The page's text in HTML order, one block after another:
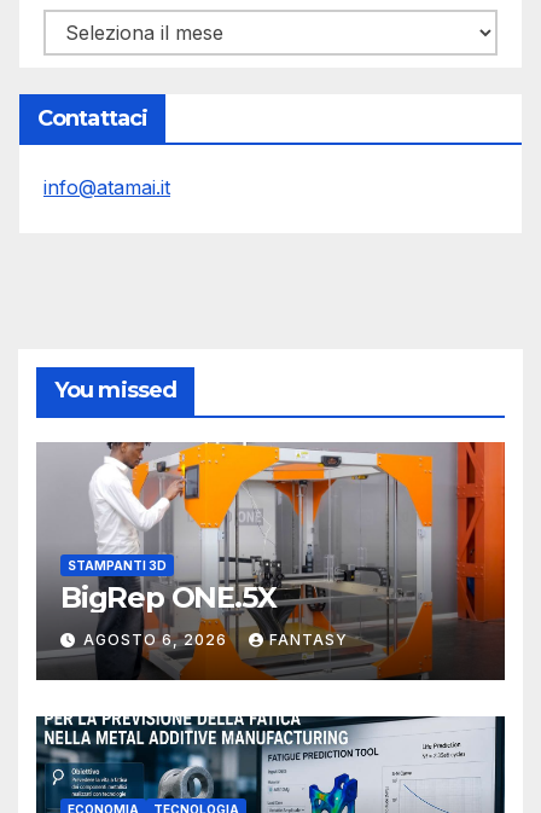
Archivi
Contattaci
info@atamai.it
You missed
STAMPANTI 3D
BigRep ONE.5X
AGOSTO 6, 2026 FANTASY
ECONOMIA TECNOLOGIA